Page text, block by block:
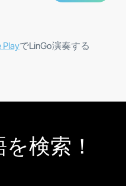
PlayでLinGo演奏する
検索！